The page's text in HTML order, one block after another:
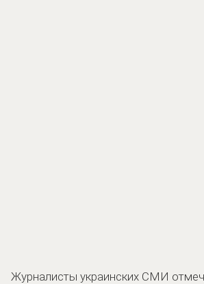
Журналисты украинских СМИ